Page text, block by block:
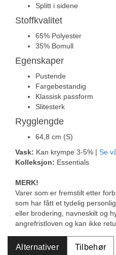
Splitt i sidene
Stoffkvalitet
65% Polyester
35% Bomull
Egenskaper
Pustende
Fargebestandig
Klassisk passform
Slitesterk
Rygglengde
64,8 cm (S)
Vask: Kan krympe 3-5% | Se
Kolleksjon: Essentials
MERK!
Varer som er fremstilt etter
som har fått et tydelig
eller brodering, navneskilt og
angrefristloven og kan ikke
Alternativer Tilbehør